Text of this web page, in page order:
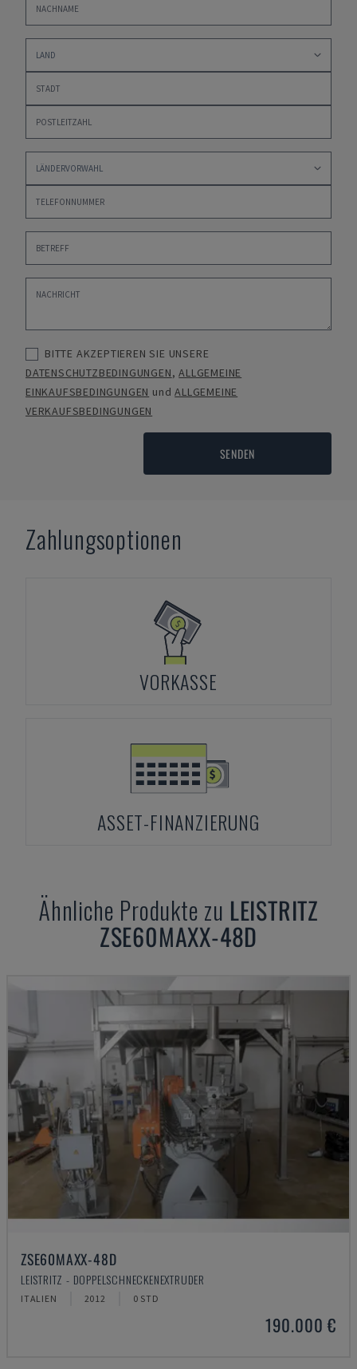
BITTE AKZEPTIEREN SIE UNSERE
DATENSCHUTZBEDINGUNGEN,ALLGEMEINE
EINKAUFSBEDINGUNGEN undALLGEMEINE
VERKAUFSBEDINGUNGEN
SENDEN
Zahlungsoptionen
VORKASSE
ASSET-FINANZIERUNG
Ähnliche Produkte zu LEISTRITZ
ZSE60MAXX-48D
ZSE60MAXX-48D
LEISTRITZ - DOPPELSCHNECKENEXTRUDER
ITALIEN 2012 0 STD
190.000 €